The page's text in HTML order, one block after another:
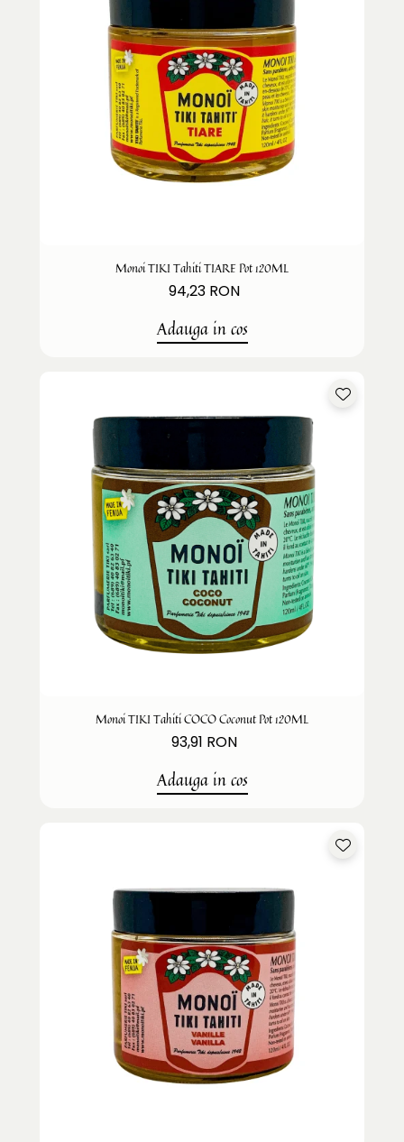
Monoi TIKI Tahiti TIARE Pot 120ML
94,23 RON
Adauga in cos
Monoi TIKI Tahiti COCO Coconut Pot 120ML
93,91 RON
Adauga in cos